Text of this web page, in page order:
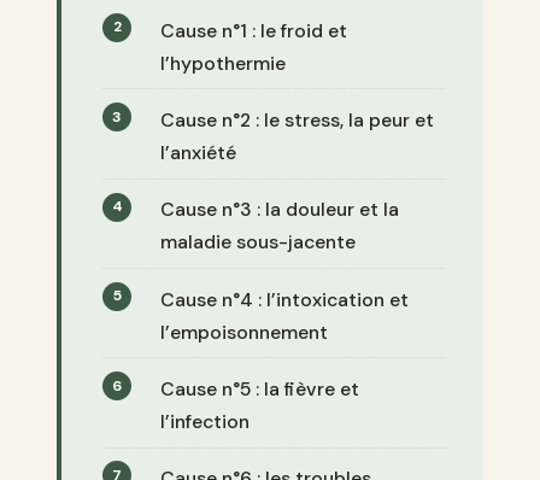
Cause n°1 : le froid et
l’hypothermie
Cause n°2 : le stress, la peur et
l’anxiété
Cause n°3 : la douleur et la
maladie sous-jacente
Cause n°4 : l’intoxication et
l’empoisonnement
Cause n°5 : la fièvre et
l’infection